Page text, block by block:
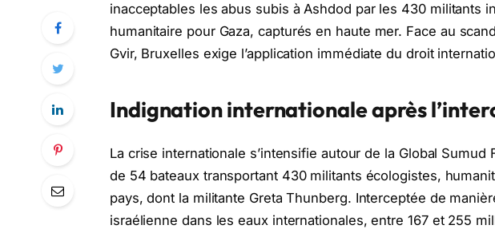
inacceptables les abus subis à Ashdod par les 430 militants
humanitaire pour Gaza, capturés en haute mer. Face au
Gvir, Bruxelles exige l’application immédiate du droit
Indignation internationale après
La crise internationale s’intensifie autour de la Global Sumud
de 54 bateaux transportant 430 militants écologistes,
pays, dont la militante Greta Thunberg. Interceptée de
israélienne dans les eaux internationales, entre 167 et 255